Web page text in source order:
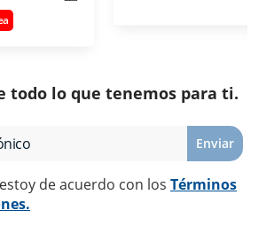
todo lo que tenemos para ti.
Enviar
de acuerdo con los Términos